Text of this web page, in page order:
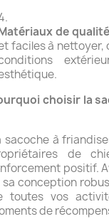
de qualité
faciles à nettoyer,
choisir la
sacoche à
de
positif.
conception
toutes vos
de